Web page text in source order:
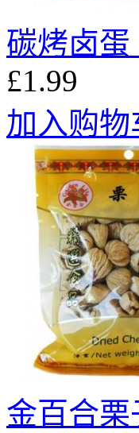
碳烤卤蛋
£1.99
加入购物
金百合栗